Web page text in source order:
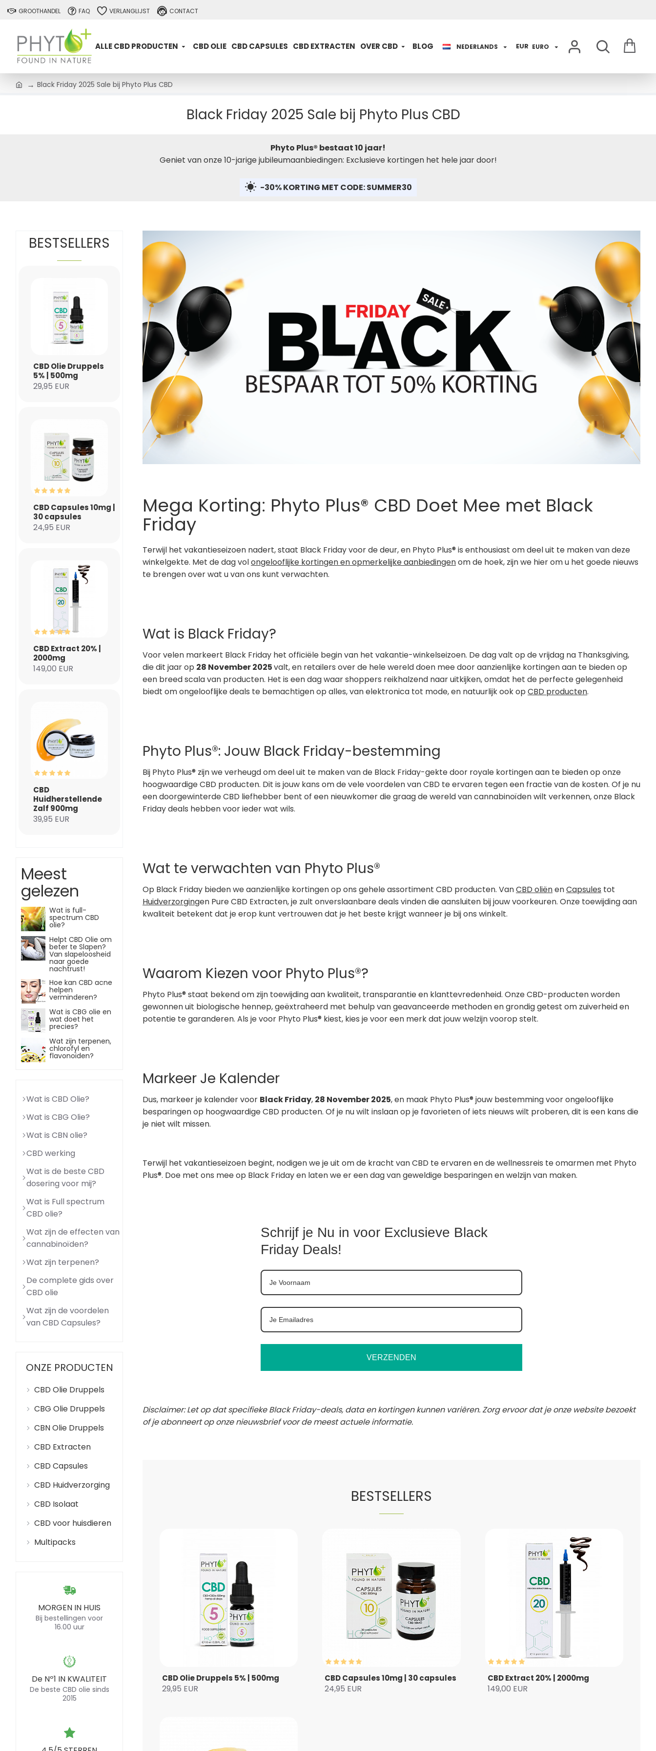
GROOTHANDEL FAQ VERLANGLIJST CONTACT
ALLE CBD PRODUCTEN CBD OLIE CBD CAPSULES CBD EXTRACTEN OVER CBD BLOG NEDERLANDS EUR EURO
Black Friday 2025 Sale bij Phyto Plus CBD
Black Friday 2025 Sale bij Phyto Plus CBD
Phyto Plus® bestaat 10 jaar!
Geniet van onze 10-jarige jubileumaanbiedingen: Exclusieve kortingen het hele jaar door!
-30% KORTING MET CODE: SUMMER30
BESTSELLERS
CBD Olie Druppels
5% | 500mg
29,95 EUR
CBD Capsules 10mg |
30 capsules
24,95 EUR
CBD Extract 20% |
2000mg
149,00 EUR
CBD
Huidherstellende
Zalf 900mg
39,95 EUR
Meest
gelezen
Wat is full-
spectrum CBD
olie?
Helpt CBD Olie om
beter te Slapen?
Van slapeloosheid
naar goede
nachtrust!
Hoe kan CBD acne
helpen
verminderen?
Wat is CBG olie en
wat doet het
precies?
Wat zijn terpenen,
chlorofyl en
flavonoïden?
Wat is CBD Olie?
Wat is CBG Olie?
Wat is CBN olie?
CBD werking
Wat is de beste CBD
dosering voor mij?
Wat is Full spectrum
CBD olie?
Wat zijn de effecten van
cannabinoïden?
Wat zijn terpenen?
De complete gids over
CBD olie
Wat zijn de voordelen
van CBD Capsules?
ONZE PRODUCTEN
CBD Olie Druppels
CBG Olie Druppels
CBN Olie Druppels
CBD Extracten
CBD Capsules
CBD Huidverzorging
CBD Isolaat
CBD voor huisdieren
Multipacks
MORGEN IN HUIS
Bij bestellingen voor
16.00 uur
De Nº1 IN KWALITEIT
De beste CBD olie sinds
2015
Mega Korting: Phyto Plus® CBD Doet Mee met Black
Friday
Terwijl het vakantieseizoen nadert, staat Black Friday voor de deur, en Phyto Plus® is enthousiast om deel uit te maken van deze
winkelgekte. Met de dag volongelooflijke kortingen en opmerkelijke aanbiedingenom de hoek, zijn we hier om u het goede nieuws
te brengen over wat u van ons kunt verwachten.
Wat is Black Friday?
Voor velen markeert Black Friday het officiële begin van het vakantie-winkelseizoen. De dag valt op de vrijdag na Thanksgiving,
die dit jaar op 28 November 2025valt, en retailers over de hele wereld doen mee door aanzienlijke kortingen aan te bieden op
een breed scala van producten. Het is een dag waar shoppers reikhalzend naar uitkijken, omdat het de perfecte gelegenheid
biedt om ongelooflijke deals te bemachtigen op alles, van elektronica tot mode, en natuurlijk ook op CBD producten.
Phyto Plus®: Jouw Black Friday-bestemming
Bij Phyto Plus® zijn we verheugd om deel uit te maken van de Black Friday-gekte door royale kortingen aan te bieden op onze
hoogwaardige CBD producten. Dit is jouw kans om de vele voordelen van CBD te ervaren tegen een fractie van de kosten. Of je nu
een doorgewinterde CBD liefhebber bent of een nieuwkomer die graag de wereld van cannabinoïden wilt verkennen, onze Black
Friday deals hebben voor ieder wat wils.
Wat te verwachten van Phyto Plus®
Op Black Friday bieden we aanzienlijke kortingen op ons gehele assortiment CBD producten. VanCBD oliënenCapsules tot
Huidverzorgingen Pure CBD Extracten, je zult onverslaanbare deals vinden die aansluiten bij jouw voorkeuren. Onze toewijding aan
kwaliteit betekent dat je erop kunt vertrouwen dat je het beste krijgt wanneer je bij ons winkelt.
Waarom Kiezen voor Phyto Plus®?
Phyto Plus® staat bekend om zijn toewijding aan kwaliteit, transparantie en klanttevredenheid. Onze CBD-producten worden
gewonnen uit biologische hennep, geëxtraheerd met behulp van geavanceerde methoden en grondig getest om zuiverheid en
potentie te garanderen. Als je voor Phyto Plus® kiest, kies je voor een merk dat jouw welzijn voorop stelt.
Markeer Je Kalender
Dus, markeer je kalender voor Black Friday, 28 November 2025, en maak Phyto Plus® jouw bestemming voor ongelooflijke
besparingen op hoogwaardige CBD producten. Of je nu wilt inslaan op je favorieten of iets nieuws wilt proberen, dit is een kans die
je niet wilt missen.
Terwijl het vakantieseizoen begint, nodigen we je uit om de kracht van CBD te ervaren en de wellnessreis te omarmen met Phyto
Plus®. Doe met ons mee op Black Friday en laten we er een dag van geweldige besparingen en welzijn van maken.
Schrijf je Nu in voor Exclusieve Black
Friday Deals!
VERZENDEN
Disclaimer: Let op dat specifieke Black Friday-deals, data en kortingen kunnen variëren. Zorg ervoor dat je onze website bezoekt
of je abonneert op onze nieuwsbrief voor de meest actuele informatie.
BESTSELLERS
CBD Olie Druppels 5% | 500mg
29,95 EUR
CBD Capsules 10mg | 30 capsules
24,95 EUR
CBD Extract 20% | 2000mg
149,00 EUR